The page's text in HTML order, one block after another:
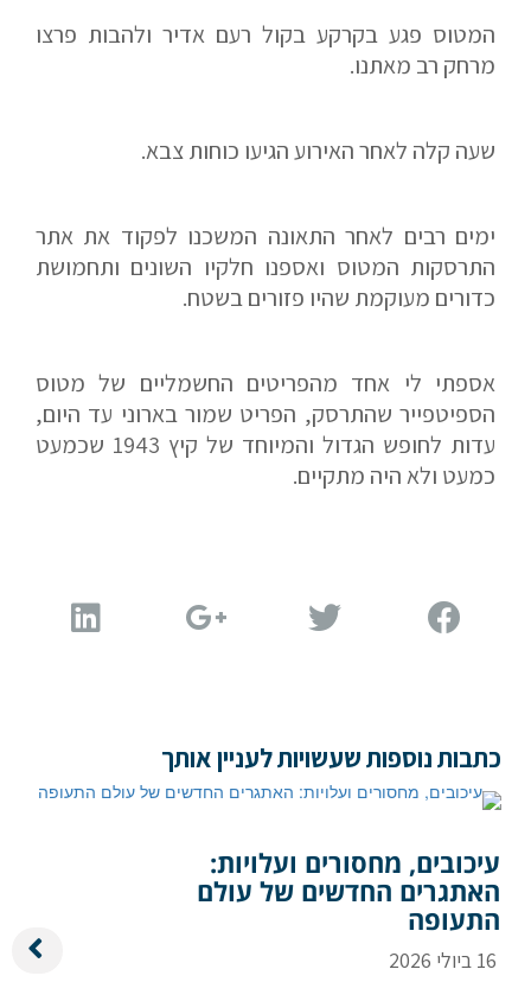
המטוס פגע בקרקע בקול רעם אדיר ולהבות פרצו
מרחק רב מאתנו.
שעה קלה לאחר האירוע הגיעו כוחות צבא.
ימים רבים לאחר התאונה המשכנו לפקוד את אתר
התרסקות המטוס ואספנו חלקיו השונים ותחמושת
כדורים מעוקמת שהיו פזורים בשטח.
אספתי לי אחד מהפריטים החשמליים של מטוס
הספיטפייר שהתרסק, הפריט שמור בארוני עד היום,
עדות לחופש הגדול והמיוחד של קיץ 1943 שכמעט
כמעט ולא היה מתקיים.
כתבות נוספות שעשויות לעניין אותך
עיכובים, מחסורים ועלויות:
האתגרים החדשים של עולם
התעופה
16 ביולי 2026